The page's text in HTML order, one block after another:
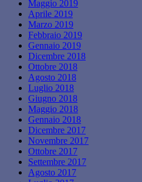
Maggio 2019
Aprile 2019
Marzo 2019
Febbraio 2019
Gennaio 2019
Dicembre 2018
Ottobre 2018
Agosto 2018
Luglio 2018
Giugno 2018
Maggio 2018
Gennaio 2018
Dicembre 2017
Novembre 2017
Ottobre 2017
Settembre 2017
Agosto 2017